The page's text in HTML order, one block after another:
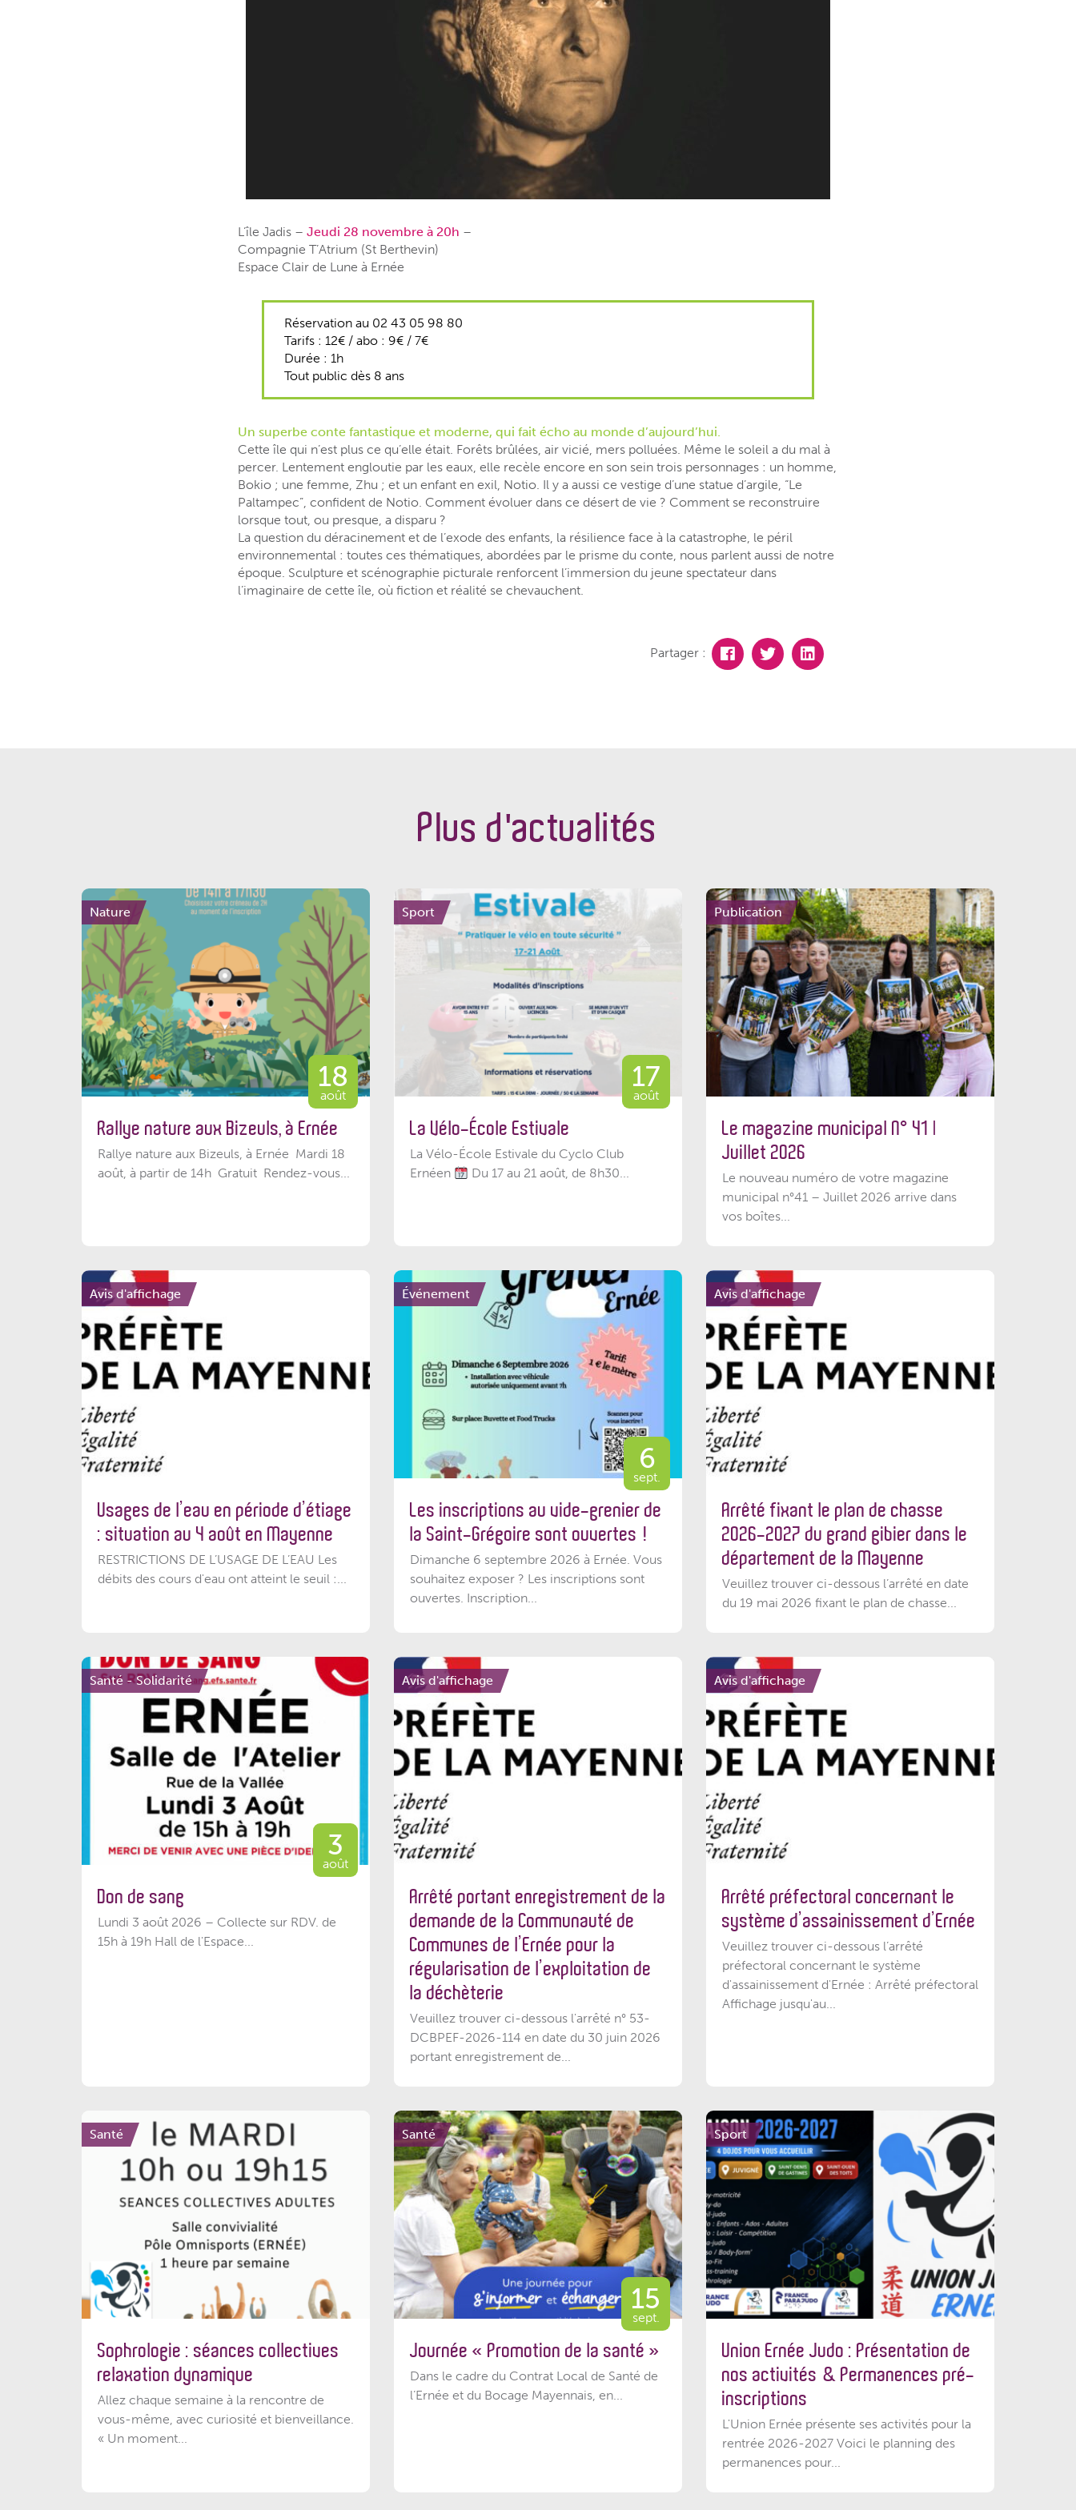
L’île Jadis – Jeudi 28 novembre à 20h –
Compagnie T’Atrium (St Berthevin)
Espace Clair de Lune à Ernée
Réservation au 02 43 05 98 80
Tarifs : 12€ / abo : 9€ / 7€
Durée : 1h
Tout public dès 8 ans
Un superbe conte fantastique et moderne, qui fait écho au monde d’aujourd’hui.
Cette île qui n’est plus ce qu’elle était. Forêts brûlées, air vicié, mers polluées. Même le soleil a du mal à
percer. Lentement engloutie par les eaux, elle recèle encore en son sein trois personnages : un homme,
Bokio ; une femme, Zhu ; et un enfant en exil, Notio. Il y a aussi ce vestige d’une statue d’argile, “Le
Paltampec”, confident de Notio. Comment évoluer dans ce désert de vie ? Comment se reconstruire
lorsque tout, ou presque, a disparu ?
La question du déracinement et de l’exode des enfants, la résilience face à la catastrophe, le péril
environnemental : toutes ces thématiques, abordées par le prisme du conte, nous parlent aussi de notre
époque. Sculpture et scénographie picturale renforcent l’immersion du jeune spectateur dans
l’imaginaire de cette île, où fiction et réalité se chevauchent.
Partager :
Plus d'actualités
Nature
18
août
Rallye nature aux Bizeuls, à Ernée
Rallye nature aux Bizeuls, à Ernée Mardi 18
août, à partir de 14h Gratuit Rendez-vous...
Sport
17
août
La Vélo-École Estivale
La Vélo-École Estivale du Cyclo Club
Ernéen
Du 17 au 21 août, de 8h30...
Publication
Le magazine municipal N° 41 |
Juillet 2026
Le nouveau numéro de votre magazine
municipal n°41 – Juillet 2026 arrive dans
vos boîtes...
Avis d'affichage
Usages de l’eau en période d’étiage
: situation au 4 août en Mayenne
RESTRICTIONS DE L’USAGE DE L’EAU Les
débits des cours d'eau ont atteint le seuil :...
Événement
6
sept.
Les inscriptions au vide-grenier de
la Saint-Grégoire sont ouvertes !
Dimanche 6 septembre 2026 à Ernée. Vous
souhaitez exposer ? Les inscriptions sont
ouvertes. Inscription...
Avis d'affichage
Arrêté fixant le plan de chasse
2026-2027 du grand gibier dans le
département de la Mayenne
Veuillez trouver ci-dessous l’arrêté en date
du 19 mai 2026 fixant le plan de chasse...
Santé - Solidarité
3
août
Don de sang
Lundi 3 août 2026 – Collecte sur RDV. de
15h à 19h Hall de l'Espace...
Avis d'affichage
Arrêté portant enregistrement de la
demande de la Communauté de
Communes de l’Ernée pour la
régularisation de l’exploitation de
la déchèterie
Veuillez trouver ci-dessous l'arrêté n° 53-
DCBPEF-2026-114 en date du 30 juin 2026
portant enregistrement de...
Avis d'affichage
Arrêté préfectoral concernant le
système d’assainissement d’Ernée
Veuillez trouver ci-dessous l’arrêté
préfectoral concernant le système
d'assainissement d'Ernée : Arrêté préfectoral
Affichage jusqu'au...
Santé
Sophrologie : séances collectives
relaxation dynamique
Allez chaque semaine à la rencontre de
vous-même, avec curiosité et bienveillance.
« Un moment...
Santé
15
sept.
Journée « Promotion de la santé »
Dans le cadre du Contrat Local de Santé de
l’Ernée et du Bocage Mayennais, en...
Sport
Union Ernée Judo : Présentation de
nos activités & Permanences pré-
inscriptions
L'Union Ernée présente ses activités pour la
rentrée 2026-2027 Voici le planning des
permanences pour...